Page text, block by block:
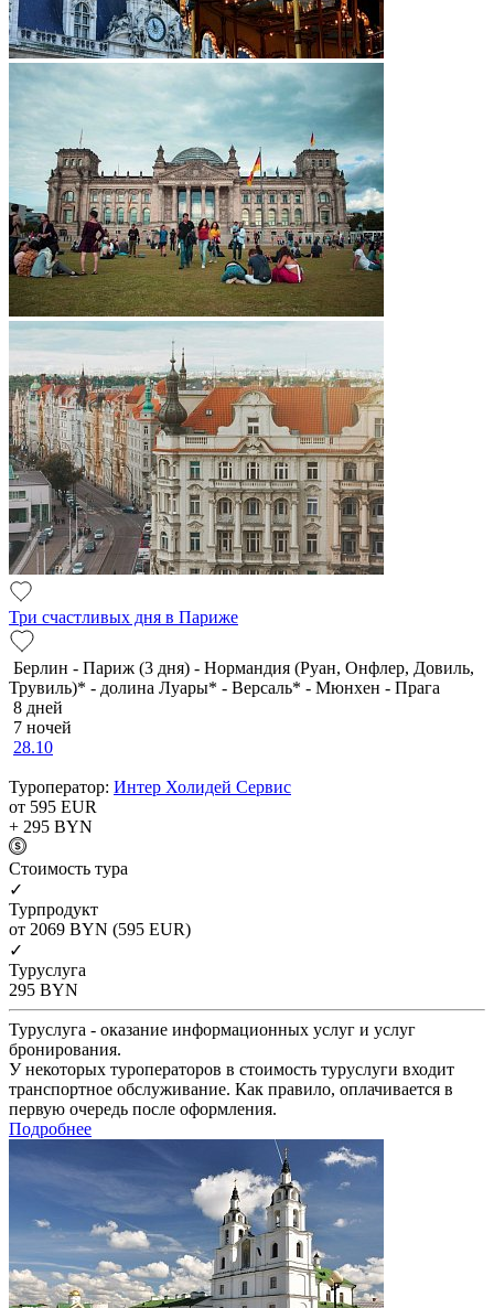
Три счастливых дня в Париже
Берлин - Париж (3 дня) - Нормандия (Руан, Онфлер, Довиль,
Трувиль)* - долина Луары* - Версаль* - Мюнхен - Прага
8 дней
7 ночей
28.10
Туроператор: Интер Холидей Сервис
от 595 EUR
+ 295 BYN
Cтоимость тура
✓
Турпродукт
от 2069 BYN (595 EUR)
✓
Туруслуга
295 BYN
Туруслуга - оказание информационных услуг и услуг
бронирования.
У некоторых туроператоров в стоимость туруслуги входит
транспортное обслуживание. Как правило, оплачивается в
первую очередь после оформления.
Подробнее